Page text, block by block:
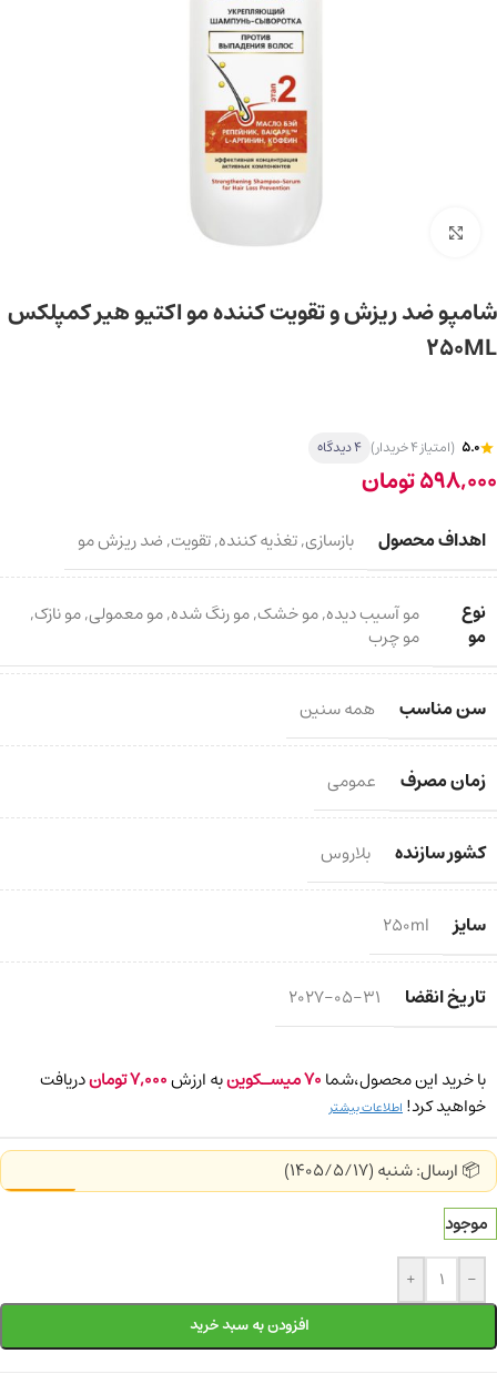
برای بزرگ‌نمایی کلیک کنید
شامپو ضد ریزش و تقویت کننده مو اکتیو هیر کمپلکس
250ML
5.0 (امتیاز 4 خریدار) 4 دیدگاه
598,000تومان
اهداف محصول بازسازی,تغذیه کننده,تقویت,ضد ریزش مو
نوع
مو
مو آسیب دیده,مو خشک,مو رنگ شده,مو معمولی,مو نازک,
مو چرب
سن مناسب همه سنین
زمان مصرف عمومی
کشور سازنده بلاروس
سایز 250ml
تاریخ انقضا 2027-05-31
با خرید این محصول،شما70میسـکوینبه ارزش7,000توماندریافت
خواهید کرد! اطلاعات بیشتر
📦 ارسال: شنبه (1405/5/17)
موجود
-
+
افزودن به سبد خرید